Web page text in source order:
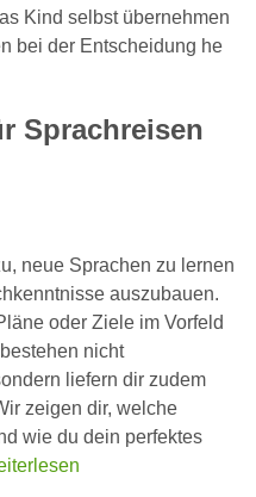
Kind selbst übernehmen
bei der Entscheidung he
Sprachreisen
neue Sprachen zu lernen
auszubauen.
oder Ziele im Vorfeld
nicht
liefern dir zudem
zeigen dir, welche
wie du dein perfektes